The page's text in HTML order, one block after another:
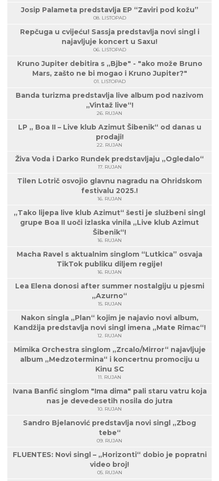
Josip Palameta predstavlja EP “Zaviri pod kožu”
08. LISTOPAD
Repčuga u cvijeću! Sassja predstavlja novi singl i
najavljuje koncert u Saxu!
06. LISTOPAD
Kruno Jupiter debitira s „Bjbe" - "ako može Bruno
Mars, zašto ne bi mogao i Kruno Jupiter?"
01. LISTOPAD
Banda turizma predstavlja live album pod nazivom
„Vintaž live“!
26. RUJAN
LP „ Boa II – Live klub Azimut Šibenik“ od danas u
prodaji!
22. RUJAN
Živa Voda i Darko Rundek predstavljaju „Ogledalo“
17. RUJAN
Tilen Lotrič osvojio glavnu nagradu na Ohridskom
festivalu 2025.!
16. RUJAN
„Tako lijepa live klub Azimut“ šesti je službeni singl
grupe Boa II uoči izlaska vinila „Live klub Azimut
Šibenik“!
16. RUJAN
Macha Ravel s aktualnim singlom “Lutkica” osvaja
TikTok publiku diljem regije!
16. RUJAN
Lea Elena donosi after summer nostalgiju u pjesmi
„Azurno“
15. RUJAN
Nakon singla „Plan“ kojim je najavio novi album,
Kandžija predstavlja novi singl imena „Mate Rimac“!
12. RUJAN
Mimika Orchestra singlom „Zrcalo/Mirror“ najavljuje
album „Medzotermina“ i koncertnu promociju u
Kinu SC
11. RUJAN
Ivana Banfić singlom "Ima dima" pali staru vatru koja
nas je devedesetih nosila do jutra
10. RUJAN
Sandro Bjelanović predstavlja novi singl „Zbog
tebe“
09. RUJAN
FLUENTES: Novi singl – „Horizonti“ dobio je popratni
video broj!
05. RUJAN